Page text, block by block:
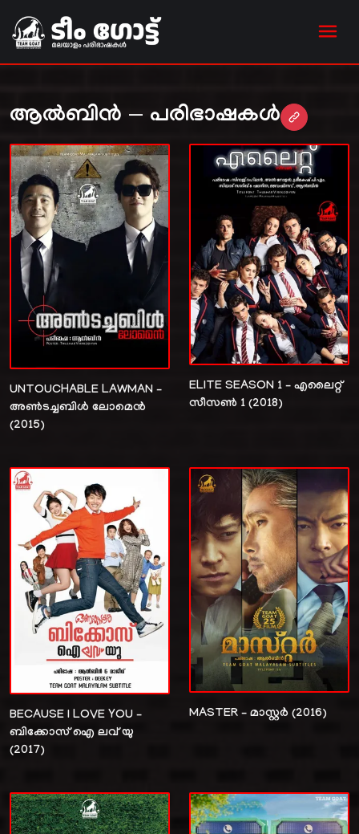
ആൽബിൻ — പരിഭാഷകൾ
UNTOUCHABLE LAWMAN –
അൺടച്ചബിൾ ലോമെൻ
(2015)
ELITE SEASON 1 – എലൈറ്റ്
സീസൺ 1 (2018)
BECAUSE I LOVE YOU –
ബിക്കോസ് ഐ ലവ് യു
(2017)
MASTER – മാസ്റ്റർ (2016)